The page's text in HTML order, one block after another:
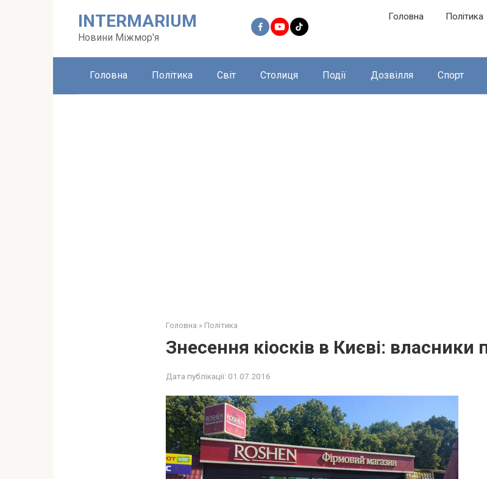
INTERMARIUM
Новини Міжмор'я
Головна Політика
Головна Політика Світ Столиця Події Дозвілля Спорт
Головна » Політика
Знесення кіосків в Києві: власники
Дата публікації: 01.07.2016